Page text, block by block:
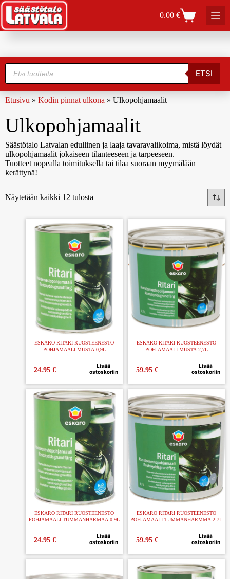
0.00€
ETSI
Etusivu » Kodin pinnat ulkona » Ulkopohjamaalit
Ulkopohjamaalit
Säästötalo Latvalan edullinen ja laaja tavaravalikoima, mistä löydät
ulkopohjamaalit jokaiseen tilanteeseen ja tarpeeseen.
Tuotteet nopealla toimituksella tai tilaa suoraan myymälään
kerättynä!
Näytetään kaikki 12 tulosta
ESKARO RITARI RUOSTEENESTO
POHJAMAALI MUSTA 0,9L
24.95 €
Lisää
ostoskoriin
ESKARO RITARI RUOSTEENESTO
POHJAMAALI MUSTA 2,7L
59.95 €
Lisää
ostoskoriin
ESKARO RITARI RUOSTEENESTO
POHJAMAALI TUMMANHARMAA 0,9L
24.95 €
Lisää
ostoskoriin
ESKARO RITARI RUOSTEENESTO
POHJAMAALI TUMMANHARMMA 2,7L
59.95 €
Lisää
ostoskoriin